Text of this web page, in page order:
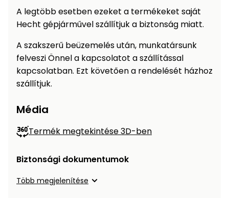
A legtöbb esetben ezeket a termékeket saját
Hecht gépjárművel szállítjuk a biztonság miatt.
A szakszerű beüzemelés után, munkatársunk
felveszi Önnel a kapcsolatot a szállítással
kapcsolatban. Ezt követően a rendelését házhoz
szállítjuk.
Média
Termék megtekintése 3D-ben
Biztonsági dokumentumok
Több megjelenítése